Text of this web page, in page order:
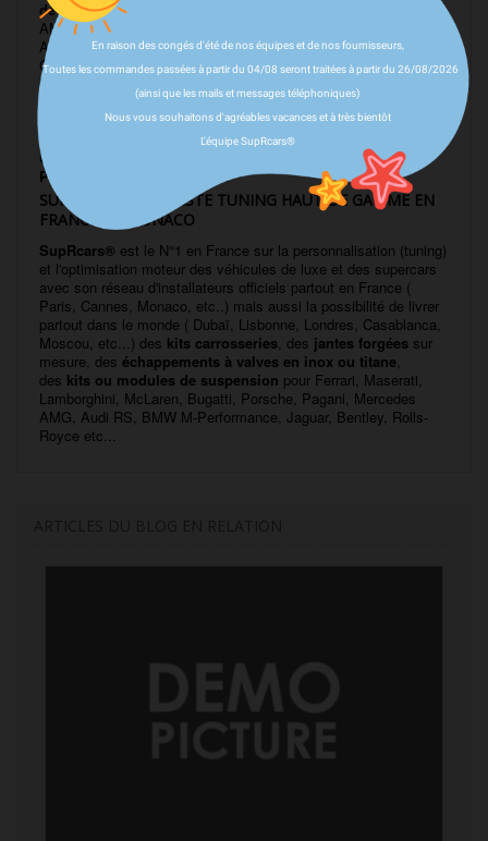
de luxe et supercars : Mercedes
AMG, SLK 55
AMG,...)McLaren(720S...),Maserati(Granturismo,
Ghibli...),Aston Martin( DB9, DBS, Rapide, V12 Vantage, V8
Vantage, ...),
Audi
(S4, S5,
(Veyron...),Jaguar(XF-R, XF, XFR-
Bentley(Bentayga...),Ferrari(360 Modena, 550, 575,
Lamborghini(Murcielago,
Gallardo...),
Alpine, Mini Cooper,
Porsche
(Panamera, 992...)...
SUPRCARS SPÉCIALISTE TUNING HAUT DE GAMME EN
FRANCE ET MONACO
SupRcars® est le N°1 en France sur la personnalisation (tuning)
et l'optimisation moteur des véhicules de luxe et des supercars
avec son réseau d'installateurs officiels partout en France (
Paris, Cannes, Monaco, etc..) mais aussi la possibilité de livrer
partout dans le monde ( Dubaï, Lisbonne, Londres, Casablanca,
Moscou, etc...) des kits carrosseries, des jantes forgées sur
mesure, des échappements à valves en inox ou titane,
des kits ou modules de suspension pour Ferrari, Maserati,
Lamborghini, McLaren, Bugatti, Porsche, Pagani, Mercedes
AMG, Audi RS, BMW M-Performance, Jaguar, Bentley, Rolls-
Royce etc...
En raison des congés d'été de nos équipes et de nos fournisseurs,
Toutes les commandes passées à partir du 04/08 seront traitées à partir du 26/08/2026
(ainsi que les mails et messages téléphoniques)
Nous vous souhaitons d'agréables vacances et à très bientôt
L'équipe SupRcars®